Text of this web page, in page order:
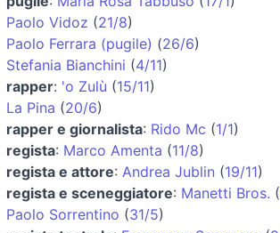
Paolo Vidoz (21/8)
Paolo Ferrara (pugile) (26/6)
Stefania Bianchini (4/11)
rapper: 'o Zulù (15/11)
La Pina (20/6)
rapper e giornalista: Rido Mc (1/1)
regista: Marco Amenta (11/8)
regista e attore: Andrea Jublin (19/11)
regista e sceneggiatore: Manetti Bros. (
Paolo Sorrentino (31/5)